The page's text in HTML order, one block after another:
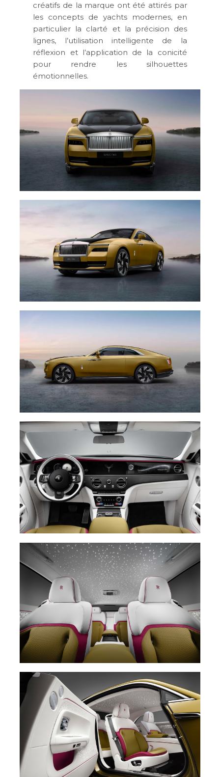
créatifs de la marque ont été attirés par
les concepts de yachts modernes, en
particulier la clarté et la précision des
lignes, l’utilisation intelligente de la
réflexion et l’application de la conicité
pour rendre les silhouettes
émotionnelles.